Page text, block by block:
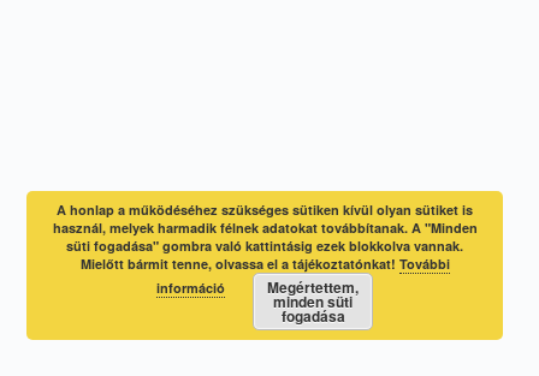
A honlap a működéséhez szükséges sütiken kívül olyan sütiket is
használ, melyek harmadik félnek adatokat továbbítanak. A "Minden
süti fogadása" gombra való kattintásig ezek blokkolva vannak.
Mielőtt bármit tenne, olvassa el a tájékoztatónkat! További
információ
Megértettem,
minden süti
fogadása